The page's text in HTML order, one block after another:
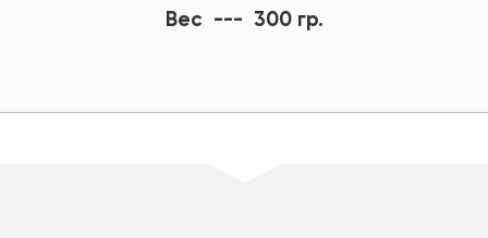
Вес --- 300 гр.